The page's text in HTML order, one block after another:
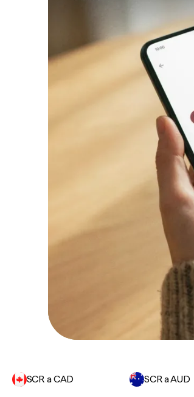
SCR a CAD SCR a AUD